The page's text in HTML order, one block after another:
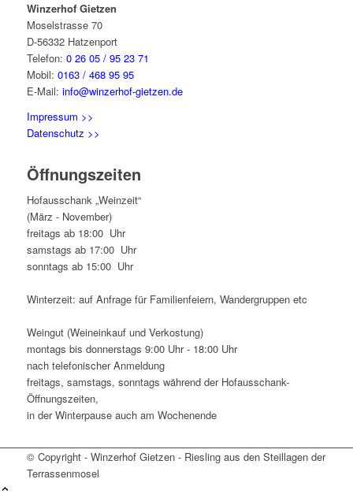
Winzerhof Gietzen
Moselstrasse 70
D-56332 Hatzenport
Telefon: 0 26 05 / 95 23 71
Mobil: 0163 / 468 95 95
E-Mail: info@winzerhof-gietzen.de
Impressum >>
Datenschutz >>
Öffnungszeiten
Hofausschank „Weinzeit“
(März - November)
freitags ab 18:00 Uhr
samstags ab 17:00 Uhr
sonntags ab 15:00 Uhr
Winterzeit: auf Anfrage für Familienfeiern, Wandergruppen etc
Weingut (Weineinkauf und Verkostung)
montags bis donnerstags 9:00 Uhr - 18:00 Uhr
nach telefonischer Anmeldung
freitags, samstags, sonntags während der Hofausschank-
Öffnungszeiten,
in der Winterpause auch am Wochenende
© Copyright - Winzerhof Gietzen - Riesling aus den Steillagen der
Terrassenmosel